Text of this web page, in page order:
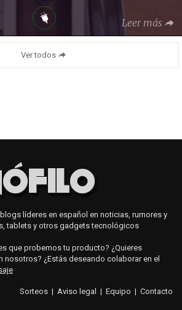
Leer más
Ver todos
líderes en español en noticias, rumores y
tablets y otros gadgets tecnológicos
que probemos tu producto? ¿Quieres
¿Estás deseando colaborar en el
Sorteos | Aviso legal | Equipo | Contacto